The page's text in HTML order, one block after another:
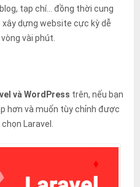
tạp chí… đồng thời cung
dựng website cực kỳ dễ
vài phút.
và WordPress trên, nếu bạn
hơn và muốn tùy chỉnh được
Laravel.